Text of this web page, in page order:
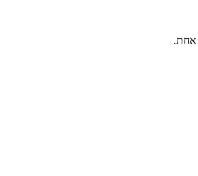
אחת.